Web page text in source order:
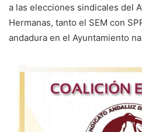
a las elecciones sindicales del
Hermanas, tanto el SEM con
andadura en el Ayuntamiento